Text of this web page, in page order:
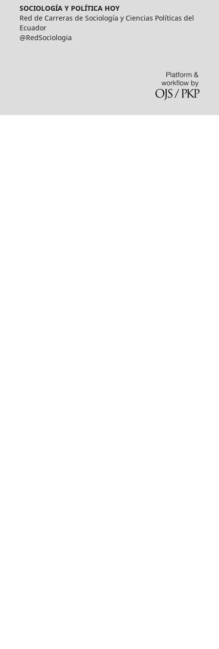
SOCIOLOGÍA Y POLÍTICA HOY
Red de Carreras de Sociología y Ciencias Políticas del
Ecuador
@RedSociologia